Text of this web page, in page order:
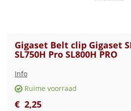
Gigaset Belt clip Gigaset
SL750H Pro SL800H PRO
Info
Ruime voorraad
€ 2,25